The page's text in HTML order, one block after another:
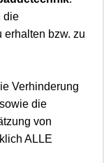
die
erhalten bzw. zu
Verhinderung
die
von
ALLE